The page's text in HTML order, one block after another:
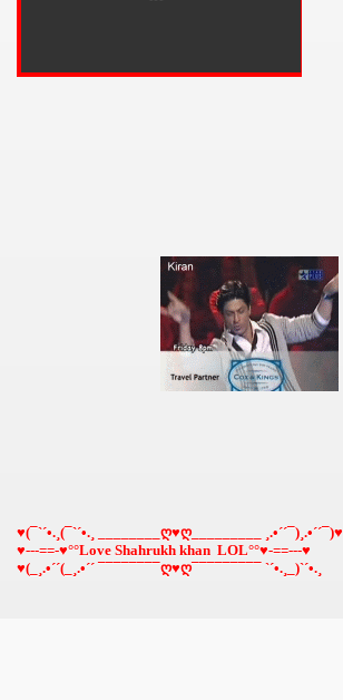
♥(¯`´•.¸(¯`´•.¸ ________ღ♥ღ_________ ¸.•´´¯)¸.•´´¯)♥
♥---==-♥°°Love Shahrukh khan LOL°°♥-==---♥
♥(_¸.•´´(_¸.•´´ ¯¯¯¯¯¯¯¯ღ♥ღ¯¯¯¯¯¯¯¯¯ `´•.¸_)`´•.¸